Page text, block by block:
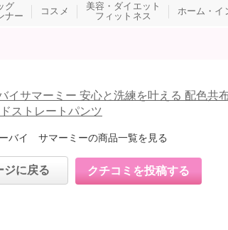
グ
ナー
コスメ
美容・ダイエット
フィットネス
ホーム・イ
イサマーミー 安心と洗練を叶える 配色共
ストレートパンツ
バイ サマーミーの商品一覧を見る
ジに戻る クチコミを投稿する